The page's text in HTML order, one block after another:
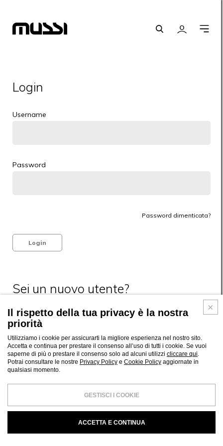
Cerca Login
Login
Username
Password
Password dimenticata?
Login
Sei un nuovo utente?
Registrati qui per creare il tuo account Mussi.
Il rispetto della tua privacy è la nostra
priorità
Utilizziamo i cookie per assicurarti la migliore esperienza nel nostro sito.
Accetta e continua per prestare il consenso all’uso di tutti i cookie. Se vuoi
saperne di più o prestare il consenso solo ad alcuni utilizzi cliccare qui.
Potrai consultare le nostre Privacy Policy e Cookie Policy aggiornate in
qualsiasi momento.
GESTISCI I COOKIE
ACCETTA E CONTINUA